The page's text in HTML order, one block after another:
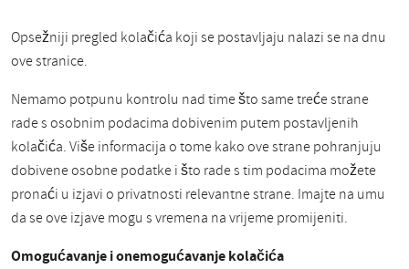
Opsežniji pregled kolačića koji se postavljaju nalazi se na dnu
ove stranice.
Nemamo potpunu kontrolu nad time što same treće strane
rade s osobnim podacima dobivenim putem postavljenih
kolačića. Više informacija o tome kako ove strane pohranjuju
dobivene osobne podatke i što rade s tim podacima možete
pronaći u izjavi o privatnosti relevantne strane. Imajte na umu
da se ove izjave mogu s vremena na vrijeme promijeniti.
Omogućavanje i onemogućavanje kolačića